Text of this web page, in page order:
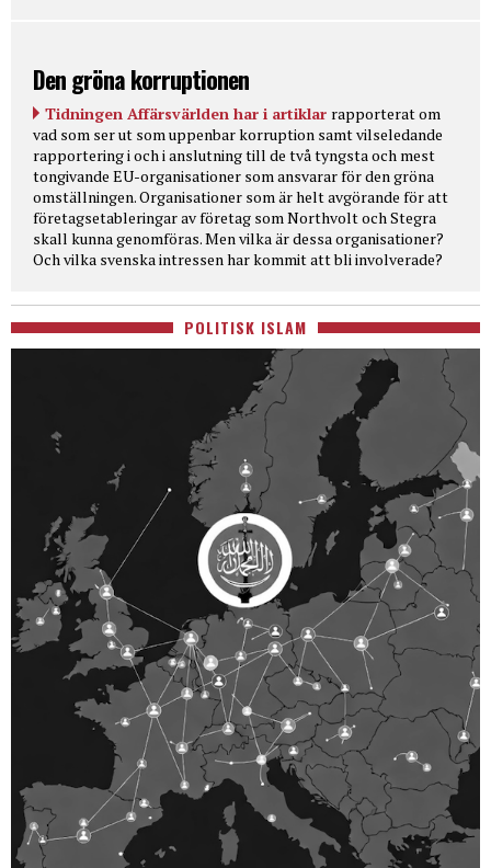
Den gröna korruptionen
Tidningen Affärsvärlden har i artiklar rapporterat om
vad som ser ut som uppenbar korruption samt vilseledande
rapportering i och i anslutning till de två tyngsta och mest
tongivande EU-organisationer som ansvarar för den gröna
omställningen. Organisationer som är helt avgörande för att
företagsetableringar av företag som Northvolt och Stegra
skall kunna genomföras. Men vilka är dessa organisationer?
Och vilka svenska intressen har kommit att bli involverade?
POLITISK ISLAM